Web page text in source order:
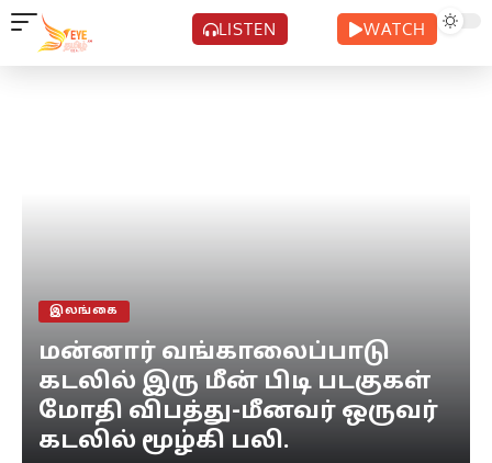
LISTEN WATCH
இலங்கை
மன்னார் வங்காலைப்பாடு
கடலில் இரு மீன் பிடி படகுகள்
மோதி விபத்து-மீனவர் ஒருவர்
கடலில் மூழ்கி பலி.